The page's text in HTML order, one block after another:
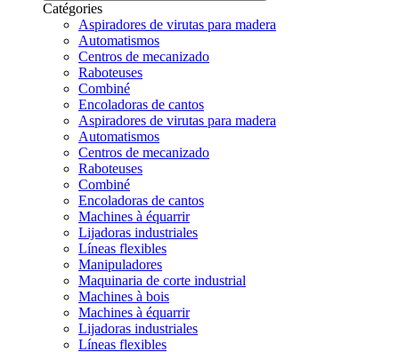
Catégories
Aspiradores de virutas para madera
Automatismos
Centros de mecanizado
Raboteuses
Combiné
Encoladoras de cantos
Aspiradores de virutas para madera
Automatismos
Centros de mecanizado
Raboteuses
Combiné
Encoladoras de cantos
Machines à équarrir
Lijadoras industriales
Líneas flexibles
Manipuladores
Maquinaria de corte industrial
Machines à bois
Machines à équarrir
Lijadoras industriales
Líneas flexibles